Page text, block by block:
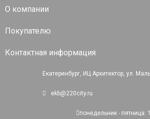
О компании
Покупателю
Контактная информация
Екатеринбург, ИЦ Архитектор, ул.
ekb@220city.ru
понедельник - пятница: